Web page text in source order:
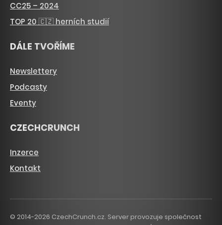
CC25 – 2024
TOP 20 🇨🇿 herních studií
DÁLE TVOŘÍME
Newslettery
Podcasty
Eventy
CZECHCRUNCH
Inzerce
Kontakt
© 2014-2026 CzechCrunch.cz. Server provozuje společnost